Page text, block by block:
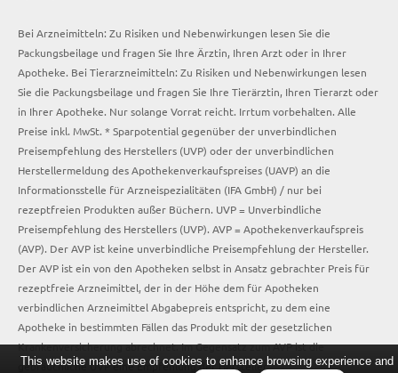
Bei Arzneimitteln: Zu Risiken und Nebenwirkungen lesen Sie die
Packungsbeilage und fragen Sie Ihre Ärztin, Ihren Arzt oder in Ihrer
Apotheke. Bei Tierarzneimitteln: Zu Risiken und Nebenwirkungen lesen
Sie die Packungsbeilage und fragen Sie Ihre Tierärztin, Ihren Tierarzt oder
in Ihrer Apotheke. Nur solange Vorrat reicht. Irrtum vorbehalten. Alle
Preise inkl. MwSt. * Sparpotential gegenüber der unverbindlichen
Preisempfehlung des Herstellers (UVP) oder der unverbindlichen
Herstellermeldung des Apothekenverkaufspreises (UAVP) an die
Informationsstelle für Arzneispezialitäten (IFA GmbH) / nur bei
rezeptfreien Produkten außer Büchern. UVP = Unverbindliche
Preisempfehlung des Herstellers (UVP). AVP = Apothekenverkaufspreis
(AVP). Der AVP ist keine unverbindliche Preisempfehlung der Hersteller.
Der AVP ist ein von den Apotheken selbst in Ansatz gebrachter Preis für
rezeptfreie Arzneimittel, der in der Höhe dem für Apotheken
verbindlichen Arzneimittel Abgabepreis entspricht, zu dem eine
Apotheke in bestimmten Fällen das Produkt mit der gesetzlichen
Krankenversicherung abrechnet. Im Gegensatz zum AVP ist die
gebräuchliche UVP eine Empfehlung der Hersteller.
This website makes use of cookies to enhance browsing experience and